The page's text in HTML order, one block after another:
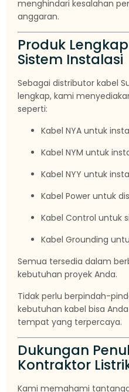
menghindari kesalahan
anggaran.
Produk
Sistem Instalasi
Sebagai distributor kabel
lengkap, kami
seperti:
Kabel NYA untuk
Kabel NYM untuk
Kabel NYY untuk
Kabel Power untuk
Kabel Control untuk
Kabel Grounding
Semua tersedia dalam
kebutuhan proyek Anda.
Tidak perlu berpindah-
kebutuhan kabel bisa
tempat yang terpercaya.
Dukungan
Kontraktor
Kami memahami